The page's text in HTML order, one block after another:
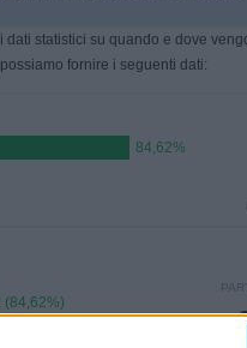
statistici su quando e dove
fornire i seguenti dati:
84,62%
(84,62%)